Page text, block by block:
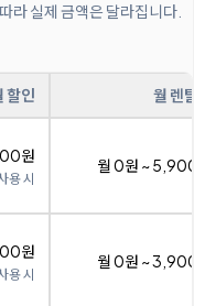
라 실제 금액은 달라집니다.
할인 월 렌탈
원
용 시
월 0원 ~ 5,900
원
용 시
월 0원 ~ 3,900